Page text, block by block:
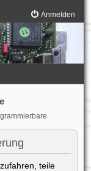
Anmelden
teile